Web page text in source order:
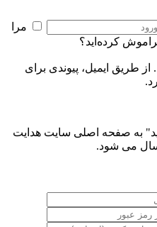
مرا
کرده‌اید؟
طریق ایمیل، پیوندی برای
به صفحه اصلی سایت هدایت
می شود.